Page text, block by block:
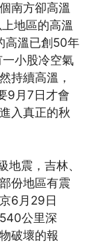
南方卻高溫
地區的高溫
高溫已創50年
小股冷空氣
持續高溫，
9月7日才會
入真正的秋
震，吉林、
份地區有震
6月29日
公里深
破壞的報